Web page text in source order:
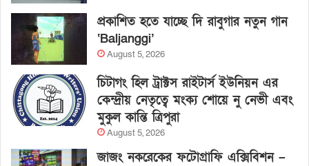
প্রকাশিত হতে যাচ্ছে দি রাবুগার নতুন গান
‘Baljanggi’
August 5, 2026
চিটাগং হিল ট্রাক্টস রাইটার্স ইউনিয়ন এর
কেন্দ্রীয় নেতৃত্বে মংক্য শোয়ে নু নেভী এবং
মুকুল কান্তি ত্রিপুরা
August 5, 2026
জাজং নকরেকের ফটোগ্রাফি এক্সিবিশন –